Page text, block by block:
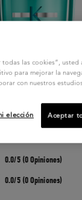
0.0/5 (0 Opiniones)
0.0/5 (0 Opiniones)
las cookies”, usted
para mejorar la
con nuestros
Aceptar
elección